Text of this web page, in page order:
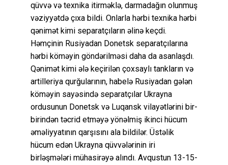
qüvvə və texnika itirməklə, darmadağın olunmuş
vəziyyətdə çıxa bildi. Onlarla hərbi texnika hərbi
qənimət kimi separatçıların əlinə keçdi.
Həmçinin Rusiyadan Donetsk separatçılarına
hərbi köməyin göndərilməsi daha da asanlaşdı.
Qənimət kimi ələ keçirilən çoxsaylı tankların və
artilleriya qurğularının, habelə Rusiyadan gələn
köməyin sayəsində separatçılar Ukrayna
ordusunun Donetsk və Luqansk vilayətlərini bir-
birindən təcrid etməyə yönəlmiş ikinci hücum
əməliyyatının qarşısını ala bildilər. Üstəlik
hücum edən Ukrayna qüvvələrinin iri
birləşmələri mühasirəyə alındı. Avqustun 13-15-